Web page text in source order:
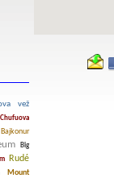
vež
Chufuova
Big
Rudé
Mount